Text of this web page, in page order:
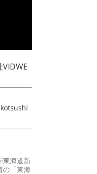
海道新
の「東海